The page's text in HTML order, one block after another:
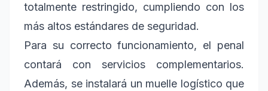
totalmente restringido, cumpliendo con los
más altos estándares de seguridad.
Para su correcto funcionamiento, el penal
contará con servicios complementarios.
Además, se instalará un muelle logístico que